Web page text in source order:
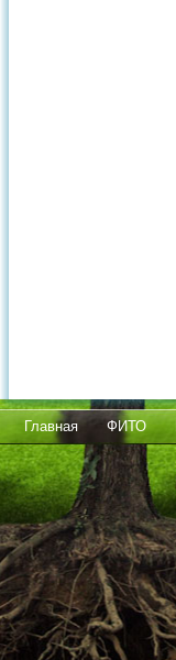
Главная ФИТО